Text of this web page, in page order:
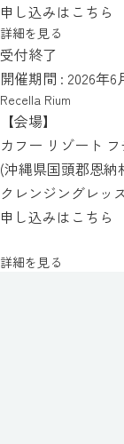
申し込みはこちら
詳細を見る
受付終了
開催期間 : 2026年6
Recella Rium
【会場】
カフー リゾート
(沖縄県国頭郡恩納
クレンジングレッ
申し込みはこちら
詳細を見る